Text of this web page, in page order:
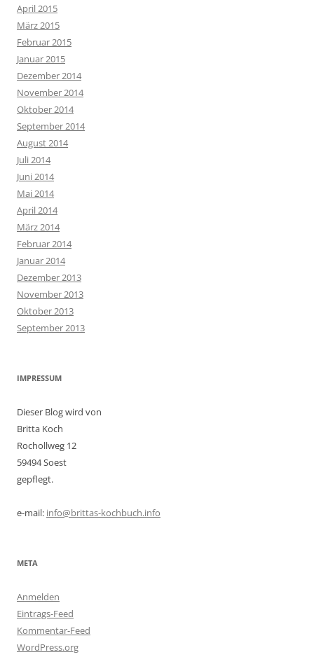
April 2015
März 2015
Februar 2015
Januar 2015
Dezember 2014
November 2014
Oktober 2014
September 2014
August 2014
Juli 2014
Juni 2014
Mai 2014
April 2014
März 2014
Februar 2014
Januar 2014
Dezember 2013
November 2013
Oktober 2013
September 2013
IMPRESSUM
Dieser Blog wird von
Britta Koch
Rochollweg 12
59494 Soest
gepflegt.
e-mail: info@brittas-kochbuch.info
META
Anmelden
Eintrags-Feed
Kommentar-Feed
WordPress.org